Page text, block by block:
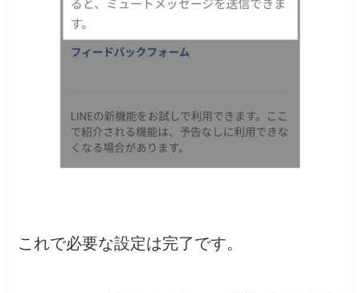
これで必要な設定は完了です。